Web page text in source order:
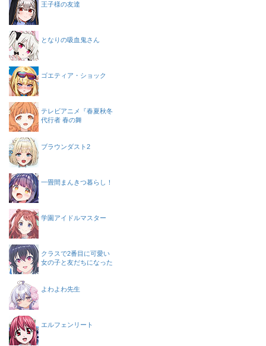
王子様の友達
となりの吸血鬼さん
ゴエティア・ショック
テレビアニメ『春夏秋冬
代行者 春の舞
ブラウンダスト2
一畳間まんきつ暮らし！
学園アイドルマスター
クラスで2番目に可愛い
女の子と友だちになった
よわよわ先生
エルフェンリート